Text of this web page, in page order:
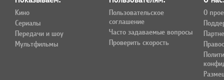
Кино
Сериалы
Передачи и шоу
Мультфильмы
Пользовательское
соглашение
Часто задаваемые вопросы
Проверить скорость
О